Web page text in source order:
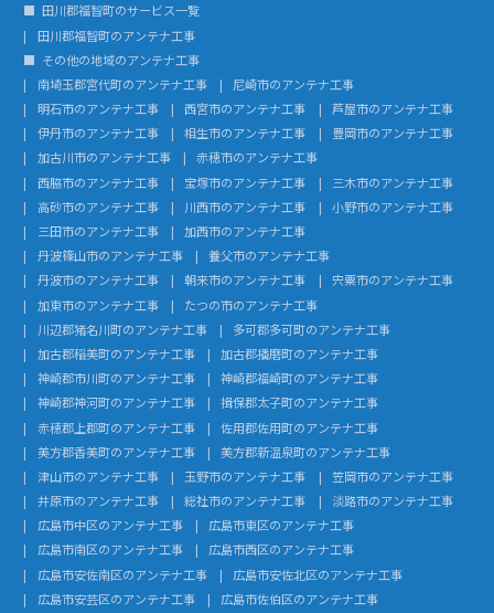
田川郡福智町のサービス一覧
田川郡福智町のアンテナ工事
その他の地域のアンテナ工事
南埼玉郡宮代町のアンテナ工事
尼崎市のアンテナ工事
明石市のアンテナ工事
西宮市のアンテナ工事
芦屋市のアンテナ工事
伊丹市のアンテナ工事
相生市のアンテナ工事
豊岡市のアンテナ工事
加古川市のアンテナ工事
赤穂市のアンテナ工事
西脇市のアンテナ工事
宝塚市のアンテナ工事
三木市のアンテナ工事
高砂市のアンテナ工事
川西市のアンテナ工事
小野市のアンテナ工事
三田市のアンテナ工事
加西市のアンテナ工事
丹波篠山市のアンテナ工事
養父市のアンテナ工事
丹波市のアンテナ工事
朝来市のアンテナ工事
宍粟市のアンテナ工事
加東市のアンテナ工事
たつの市のアンテナ工事
川辺郡猪名川町のアンテナ工事
多可郡多可町のアンテナ工事
加古郡稲美町のアンテナ工事
加古郡播磨町のアンテナ工事
神崎郡市川町のアンテナ工事
神崎郡福崎町のアンテナ工事
神崎郡神河町のアンテナ工事
揖保郡太子町のアンテナ工事
赤穂郡上郡町のアンテナ工事
佐用郡佐用町のアンテナ工事
美方郡香美町のアンテナ工事
美方郡新温泉町のアンテナ工事
津山市のアンテナ工事
玉野市のアンテナ工事
笠岡市のアンテナ工事
井原市のアンテナ工事
総社市のアンテナ工事
淡路市のアンテナ工事
広島市中区のアンテナ工事
広島市東区のアンテナ工事
広島市南区のアンテナ工事
広島市西区のアンテナ工事
広島市安佐南区のアンテナ工事
広島市安佐北区のアンテナ工事
広島市安芸区のアンテナ工事
広島市佐伯区のアンテナ工事